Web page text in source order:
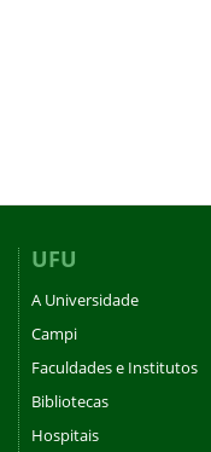
UFU
A Universidade
Campi
Faculdades e Institutos
Bibliotecas
Hospitais